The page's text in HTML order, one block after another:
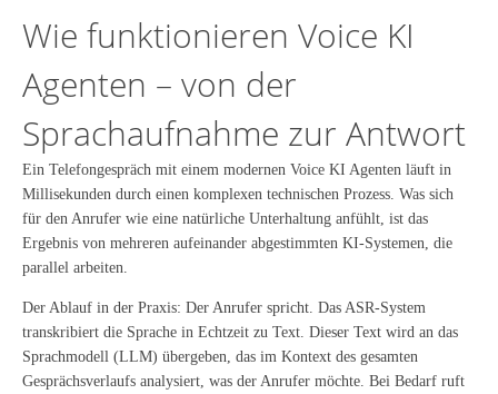
Wie funktionieren Voice KI
Agenten – von der
Sprachaufnahme zur Antwort
Ein Telefongespräch mit einem modernen Voice KI Agenten läuft in
Millisekunden durch einen komplexen technischen Prozess. Was sich
für den Anrufer wie eine natürliche Unterhaltung anfühlt, ist das
Ergebnis von mehreren aufeinander abgestimmten KI-Systemen, die
parallel arbeiten.
Der Ablauf in der Praxis: Der Anrufer spricht. Das ASR-System
transkribiert die Sprache in Echtzeit zu Text. Dieser Text wird an das
Sprachmodell (LLM) übergeben, das im Kontext des gesamten
Gesprächsverlaufs analysiert, was der Anrufer möchte. Bei Bedarf ruft